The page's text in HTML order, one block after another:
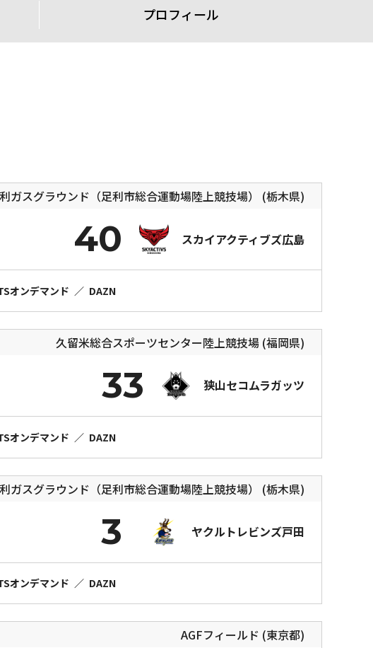
プロフィール
ガスグラウンド（足利市総合運動場陸上競技場） (栃木県)
スカイアクティブズ広島
40
オンデマンド ／ DAZN
久留米総合スポーツセンター陸上競技場 (福岡県)
狭山セコムラガッツ
33
オンデマンド ／ DAZN
ガスグラウンド（足利市総合運動場陸上競技場） (栃木県)
ヤクルトレビンズ戸田
3
オンデマンド ／ DAZN
AGFフィールド (東京都)